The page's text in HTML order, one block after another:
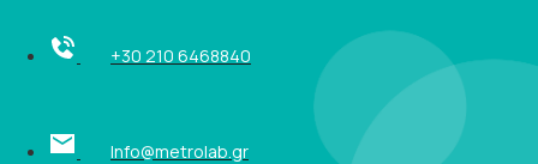
+30 210 6468840
Info@metrolab.gr